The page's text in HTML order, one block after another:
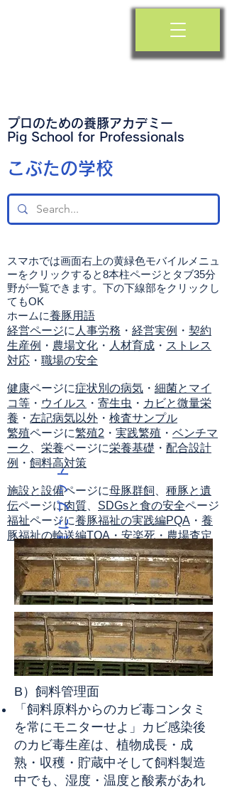
プロのための養豚アカデミー
​Pig School for Professionals
​こぶたの学校
スマホでは画面右上の黄緑色モバイルメニュ
ーをクリックすると8本柱ページとタブ35分
野が一覧できます。下の下線部をクリックし
てもOK
ホームに養豚用語
経営ページに 人事労務 ・ 経営実例 ・ 契約
生産例 ・ 農場文化 ・ 人材育成 ・ ストレス
対応 ・ 職場の安全
健康ページに症状別の病気 ・ 細菌とマイ
コ等 ・ ウイルス ・ 寄生虫 ・ カビと微量栄
養 ・ 左記病気以外 ・ 検査サンプル
繁殖ページに繁殖2 ・ 実践繁殖 ・ ベンチマ
ーク
栄養ページに栄養基礎 ・ 配合設計
例 ・ 飼料高対策
施設と設備ページに母豚群飼
種豚と遺
伝ページに肉質 SDGsと食の安全ページ
福祉ページに養豚福祉の実践編PQA ・ 養
豚福祉の輸送編TQA ・ 安楽死 ・ 農場査定
ト
ッ
プ
に
戻
る
B）飼料管理面
「飼料原料からのカビ毒コンタミ
を常にモニターせよ」カビ感染後
のカビ毒生産は、植物成長・成
熟・収穫・貯蔵中そして飼料製造
中でも、湿度・温度と酸素があれ